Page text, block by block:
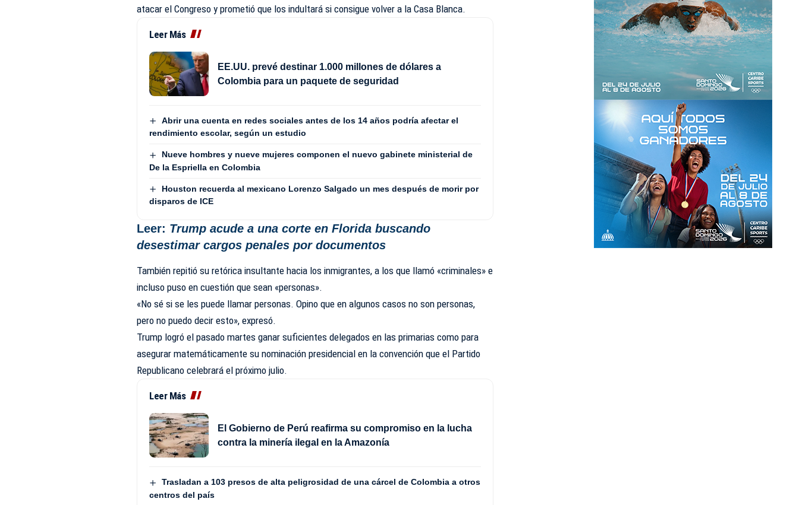
atacar el Congreso y prometió que los indultará si consigue volver a la Casa Blanca.
Leer Más
EE.UU. prevé destinar 1.000 millones de dólares a
Colombia para un paquete de seguridad
Abrir una cuenta en redes sociales antes de los 14 años podría afectar el
rendimiento escolar, según un estudio
Nueve hombres y nueve mujeres componen el nuevo gabinete ministerial de
De la Espriella en Colombia
Houston recuerda al mexicano Lorenzo Salgado un mes después de morir por
disparos de ICE
Leer: Trump acude a una corte en Florida buscando
desestimar cargos penales por documentos
También repitió su retórica insultante hacia los inmigrantes, a los que llamó «criminales» e
incluso puso en cuestión que sean «personas».
«No sé si se les puede llamar personas. Opino que en algunos casos no son personas,
pero no puedo decir esto», expresó.
Trump logró el pasado martes ganar suficientes delegados en las primarias como para
asegurar matemáticamente su nominación presidencial en la convención que el Partido
Republicano celebrará el próximo julio.
Leer Más
El Gobierno de Perú reafirma su compromiso en la lucha
contra la minería ilegal en la Amazonía
Trasladan a 103 presos de alta peligrosidad de una cárcel de Colombia a otros
centros del país